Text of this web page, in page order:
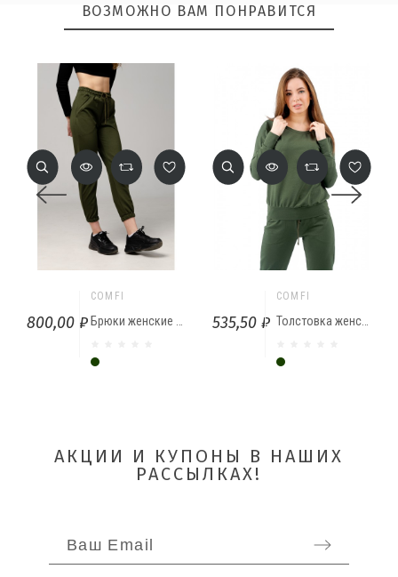
ОТПРАВИТЬ
ВОЗМОЖНО ВАМ ПОНРАВИТСЯ
COMFI
800,00 ₽
Хакки
COMFI
Толстовка женская от Comfi
535,50 ₽
Хакки
АКЦИИ И КУПОНЫ В НАШИХ
РАССЫЛКАХ!